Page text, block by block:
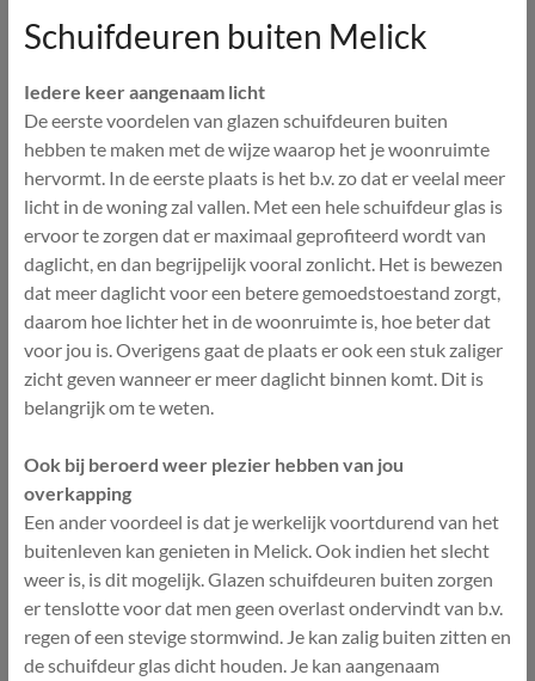
Schuifdeuren buiten Melick
Iedere keer aangenaam licht
De eerste voordelen van glazen schuifdeuren buiten
hebben te maken met de wijze waarop het je woonruimte
hervormt. In de eerste plaats is het b.v. zo dat er veelal meer
licht in de woning zal vallen. Met een hele schuifdeur glas is
ervoor te zorgen dat er maximaal geprofiteerd wordt van
daglicht, en dan begrijpelijk vooral zonlicht. Het is bewezen
dat meer daglicht voor een betere gemoedstoestand zorgt,
daarom hoe lichter het in de woonruimte is, hoe beter dat
voor jou is. Overigens gaat de plaats er ook een stuk zaliger
zicht geven wanneer er meer daglicht binnen komt. Dit is
belangrijk om te weten.
Ook bij beroerd weer plezier hebben van jou
overkapping
Een ander voordeel is dat je werkelijk voortdurend van het
buitenleven kan genieten in Melick. Ook indien het slecht
weer is, is dit mogelijk. Glazen schuifdeuren buiten zorgen
er tenslotte voor dat men geen overlast ondervindt van b.v.
regen of een stevige stormwind. Je kan zalig buiten zitten en
de schuifdeur glas dicht houden. Je kan aangenaam